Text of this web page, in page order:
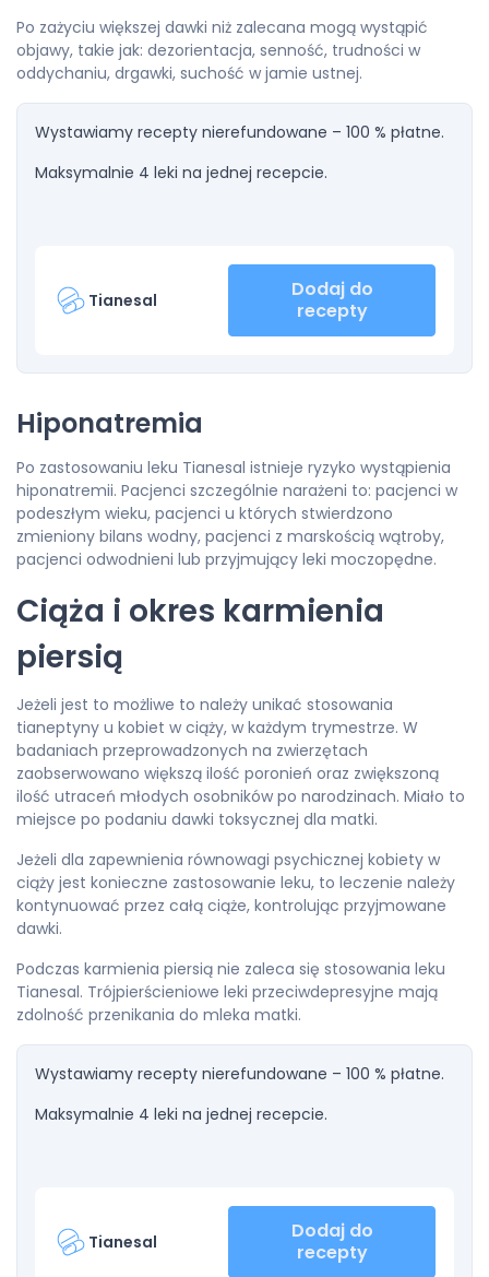
Po zażyciu większej dawki niż zalecana mogą wystąpić
objawy, takie jak: dezorientacja, senność, trudności w
oddychaniu, drgawki, suchość w jamie ustnej.
Wystawiamy recepty nierefundowane – 100 % płatne.
Maksymalnie 4 leki na jednej recepcie.
Tianesal
Dodaj do
recepty
Hiponatremia
Po zastosowaniu leku Tianesal istnieje ryzyko wystąpienia
hiponatremii. Pacjenci szczególnie narażeni to: pacjenci w
podeszłym wieku, pacjenci u których stwierdzono
zmieniony bilans wodny, pacjenci z marskością wątroby,
pacjenci odwodnieni lub przyjmujący leki moczopędne.
Ciąża i okres karmienia
piersią
Jeżeli jest to możliwe to należy unikać stosowania
tianeptyny u kobiet w ciąży, w każdym trymestrze. W
badaniach przeprowadzonych na zwierzętach
zaobserwowano większą ilość poronień oraz zwiększoną
ilość utraceń młodych osobników po narodzinach. Miało to
miejsce po podaniu dawki toksycznej dla matki.
Jeżeli dla zapewnienia równowagi psychicznej kobiety w
ciąży jest konieczne zastosowanie leku, to leczenie należy
kontynuować przez całą ciąże, kontrolując przyjmowane
dawki.
Podczas karmienia piersią nie zaleca się stosowania leku
Tianesal. Trójpierścieniowe leki przeciwdepresyjne mają
zdolność przenikania do mleka matki.
Wystawiamy recepty nierefundowane – 100 % płatne.
Maksymalnie 4 leki na jednej recepcie.
Tianesal
Dodaj do
recepty